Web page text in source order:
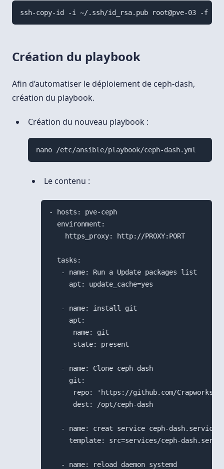
ssh-copy-id -i ~/.ssh/id_rsa.pub root@pve-03 -f
Création du playbook
Afin d’automatiser le déploiement de ceph-dash,
création du playbook.
Création du nouveau playbook :
nano /etc/ansible/playbook/ceph-dash.yml
Le contenu :
- hosts: pve-ceph
  environment:
    https_proxy: http://PROXY:PORT
  tasks:
   - name: Run a Update packages list
     apt: update_cache=yes
   - name: install git
     apt:
      name: git
      state: present
   - name: Clone ceph-dash
     git:
repo: 'https://github.com/Crapworks/
      dest: /opt/ceph-dash
   - name: creat service ceph-dash.service
template: src=services/ceph-
   - name: reload daemon systemd